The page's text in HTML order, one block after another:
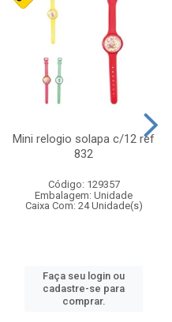
Mini relogio solapa c/12 ref
832
Código: 129357
Embalagem: Unidade
Caixa Com: 24 Unidade(s)
Faça seu login ou
cadastre-se para
comprar.